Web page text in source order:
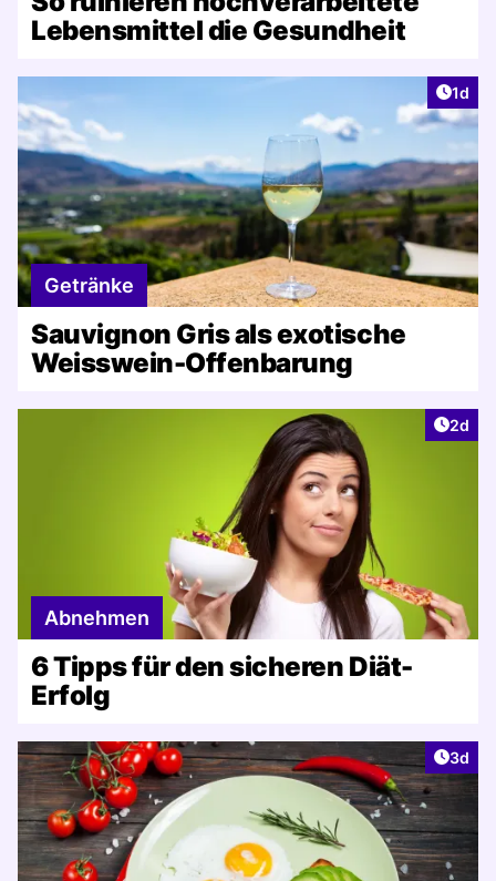
Lebensmittel die Gesundheit
1d
Getränke
Sauvignon Gris als exotische
Weisswein-Offenbarung
2d
Abnehmen
6 Tipps für den sicheren Diät-
Erfolg
3d